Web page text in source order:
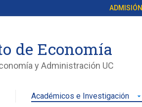
ADMISIÓN
de Economía
y Administración UC
Académicos e Investigación arrow_drop_down